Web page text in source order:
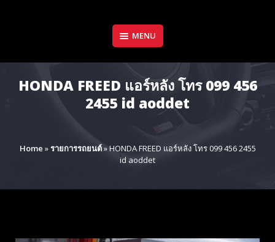
MENU
HONDA FREED แอร์หลัง โทร 099 456
2455 id aoddet
Home »รายการรถยนต์»HONDA FREED แอร์หลัง โทร 099 456 2455
id aoddet